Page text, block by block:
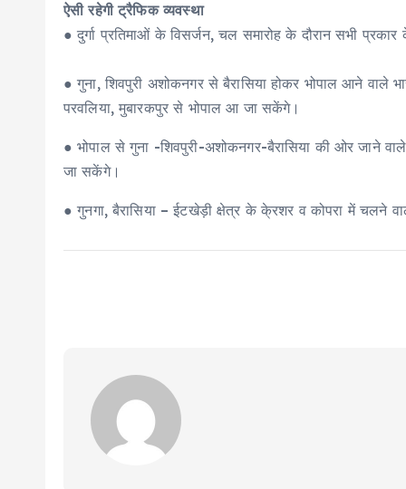
ऐसी रहेगी ट्रैफिक व्यवस्था
● दुर्गा प्रतिमाओं के विसर्जन, चल समारोह के दौरान सभी
● गुना, शिवपुरी अशोकनगर से बैरासिया होकर भोपाल आने वाले
परवलिया, मुबारकपुर से भोपाल आ जा सकेंगे।
● भोपाल से गुना -शिवपुरी-अशोकनगर-बैरासिया की ओर जाने
जा सकेंगे।
● गुनगा, बैरासिया – ईटखेड़ी क्षेत्र के के्रशर व कोपरा में चलने